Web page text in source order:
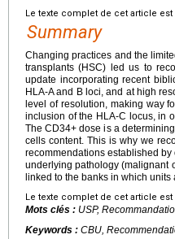
Le texte complet de cet article est
Summary
Changing practices and the
transplants (HSC) led us to
update incorporating recent
HLA-A and B loci, and at high
level of resolution, making way
inclusion of the HLA-C locus, in
The CD34+ dose is a
cells content. This is why we
recommendations established
underlying pathology (malignant
linked to the banks in which units
Le texte complet de cet article est
Mots clés : USP,
Keywords : CBU,